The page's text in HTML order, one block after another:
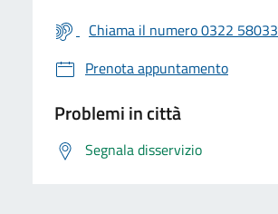
Chiama il numero 0322 58033
Prenota appuntamento
Problemi in città
Segnala disservizio